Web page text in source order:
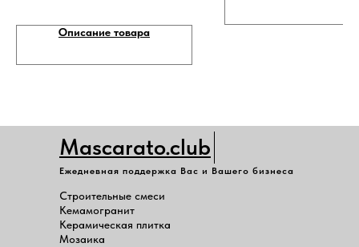
Описание товара
Ежедневная поддержка Вас и Вашего бизнеса
Mascarato.club
Строительные смеси
Кемамогранит
Керамическая плитка
Мозаика